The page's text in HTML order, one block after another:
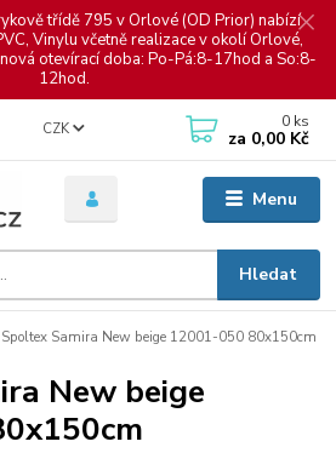
třídě 795 v Orlové (OD Prior) nabízí
Vinylu včetně realizace v okolí Orlové,
otevírací doba: Po-Pá:8-17hod a So:8-
12hod.
Menu
CZK
Hledat
0 ks
za 0,00 Kč
Spoltex Samira New beige 12001-050 80x150cm
New beige